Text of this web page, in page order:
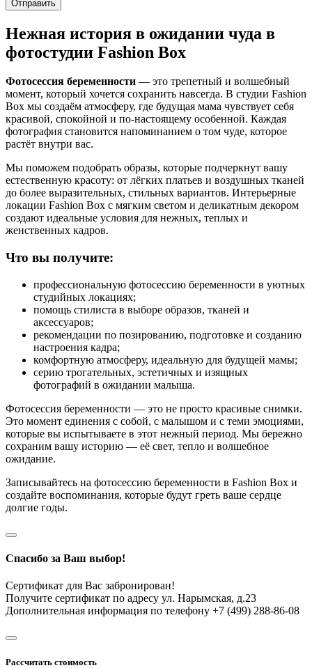
Отправить
Нежная история в ожидании чуда в
фотостудии Fashion Box
Фотосессия беременности — это трепетный и волшебный
момент, который хочется сохранить навсегда. В студии Fashion
Box мы создаём атмосферу, где будущая мама чувствует себя
красивой, спокойной и по-настоящему особенной. Каждая
фотография становится напоминанием о том чуде, которое
растёт внутри вас.
Мы поможем подобрать образы, которые подчеркнут вашу
естественную красоту: от лёгких платьев и воздушных тканей
до более выразительных, стильных вариантов. Интерьерные
локации Fashion Box с мягким светом и деликатным декором
создают идеальные условия для нежных, теплых и
женственных кадров.
Что вы получите:
профессиональную фотосессию беременности в уютных
студийных локациях;
помощь стилиста в выборе образов, тканей и
аксессуаров;
рекомендации по позированию, подготовке и созданию
настроения кадра;
комфортную атмосферу, идеальную для будущей мамы;
серию трогательных, эстетичных и изящных
фотографий в ожидании малыша.
Фотосессия беременности — это не просто красивые снимки.
Это момент единения с собой, с малышом и с теми эмоциями,
которые вы испытываете в этот нежный период. Мы бережно
сохраним вашу историю — её свет, тепло и волшебное
ожидание.
Записывайтесь на фотосессию беременности в Fashion Box и
создайте воспоминания, которые будут греть ваше сердце
долгие годы.
Спасибо за Ваш выбор!
Сертификат для Вас забронирован!
Получите сертификат по адресу ул. Нарымская, д.23
Дополнительная информация по телефону +7 (499) 288-86-08
Рассчитать стоимость